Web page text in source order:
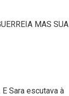
MAS SUA
Sara escutava à